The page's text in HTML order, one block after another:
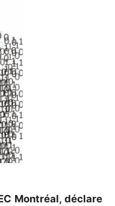
Montréal, déclare